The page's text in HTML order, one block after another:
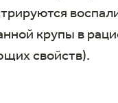
крупы в
свойств).